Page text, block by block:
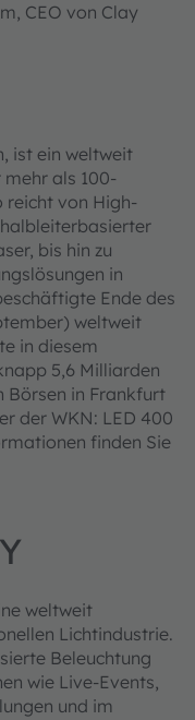
CEO von Clay
ist ein weltweit
als 100-
reicht von High-
bis hin zu
in
Ende des
weltweit
in diesem
5,6 Milliarden
Börsen in Frankfurt
der WKN: LED 400
finden Sie
weltweit
Lichtindustrie.
Beleuchtung
wie Live-Events,
und im